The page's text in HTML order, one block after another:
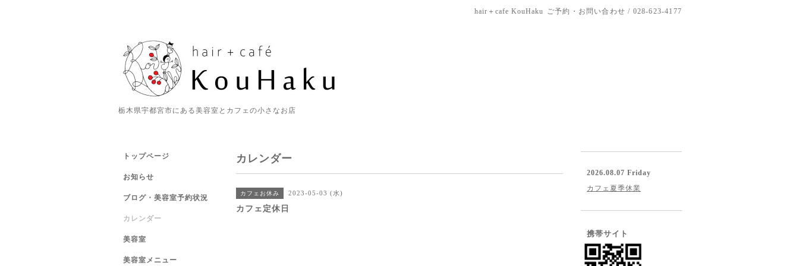
hair＋cafe KouHaku ご予約・お問い合わせ / 028-623-4177
栃木県宇都宮市にある美容室とカフェの小さなお店
カレンダー
カフェお休み 2023-05-03 (水)
カフェ定休日
トップページ
お知らせ
ブログ・美容室予約状況
カレンダー
美容室
美容室メニュー
2026.08.07 Friday
カフェ夏季休業
携帯サイト